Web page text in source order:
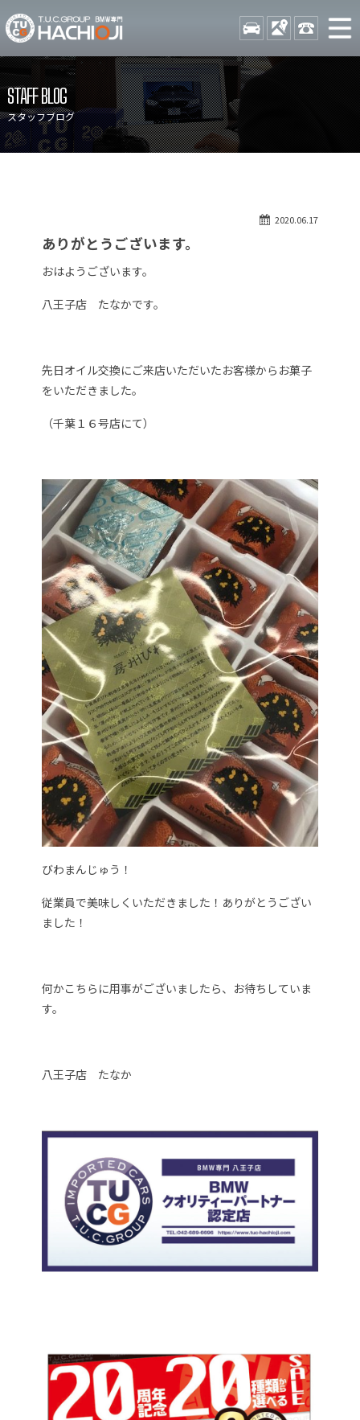
TUCグループ BMW専門 八
STOCK ACCESS 042-
ニュース
在庫リスト
目玉車両一覧
保証＆サービス
アクセスマップ
自動車保険
STAFF BLOG
スタッフブログ
2020.06.17
ありがとうございます。
おはようございます。
八王子店 たなかです。
先日オイル交換にご来店いただいたお客様からお菓子
をいただきました。
（千葉１６号店にて）
びわまんじゅう！
従業員で美味しくいただきました！ありがとうござい
ました！
何かこちらに用事がございましたら、お待ちしていま
す。
八王子店 たなか